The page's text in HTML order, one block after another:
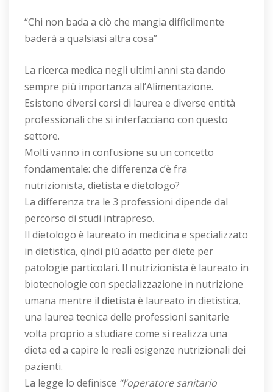
“Chi non bada a ciò che mangia difficilmente
baderà a qualsiasi altra cosa”
La ricerca medica negli ultimi anni sta dando
sempre più importanza all’Alimentazione.
Esistono diversi corsi di laurea e diverse entità
professionali che si interfacciano con questo
settore.
Molti vanno in confusione su un concetto
fondamentale: che differenza c’è fra
nutrizionista, dietista e dietologo?
La differenza tra le 3 professioni dipende dal
percorso di studi intrapreso.
Il dietologo è laureato in medicina e specializzato
in dietistica, qindi più adatto per diete per
patologie particolari. Il nutrizionista è laureato in
biotecnologie con specializzazione in nutrizione
umana mentre il dietista è laureato in dietistica,
una laurea tecnica delle professioni sanitarie
volta proprio a studiare come si realizza una
dieta ed a capire le reali esigenze nutrizionali dei
pazienti.
La legge lo definisce “l’operatore sanitario